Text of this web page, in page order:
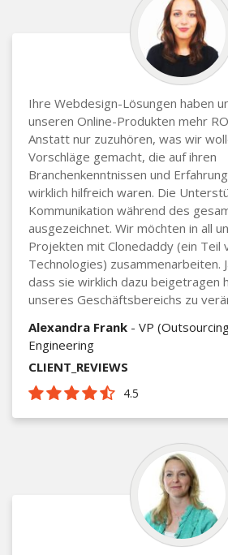
Ihre Webdesign-Lösungen haben
unseren Online-Produkten mehr
Anstatt nur zuzuhören, was wir
Vorschläge gemacht, die auf ihren
Branchenkenntnissen und
wirklich hilfreich waren. Die
Kommunikation während des
ausgezeichnet. Wir möchten in all
Projekten mit Clonedaddy (ein Teil
Technologies) zusammenarbeiten.
dass sie wirklich dazu beigetragen
unseres Geschäftsbereichs zu
Alexandra Frank - VP
Engineering
CLIENT_REVIEWS
4.5